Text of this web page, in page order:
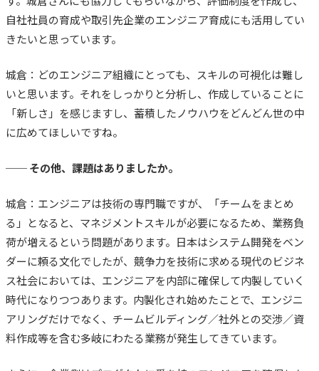
自社社員の育成や取引先企業のエンジニア育成にも活用してい
きたいと思っています。
城倉：どのエンジニア組織にとっても、 スキルの可視化は難し
いと思います。それをしっかりと分析し、作成していることに
「新しさ」を感じますし、蓄積したノウハウをどんどん世の中
に広めてほしいですね。
── その他、課題はありましたか。
城倉：エンジニアは技術の専門職ですが、「チームをまとめ
る」となると、マネジメントスキルが必要になるため、業務負
荷が増えるという問題があります。 日本はシステム開発をベン
ダーに頼る文化でしたが、競争力を技術に求める現代のビジネ
ス社会においては、エンジニアを内部に確保して内製していく
時代になりつつあります。 内製化され始めたことで、エンジニ
アリングだけでなく、チームビルディング／社外との交渉／資
料作成等を含む多岐にわたる業務が発生してきています。